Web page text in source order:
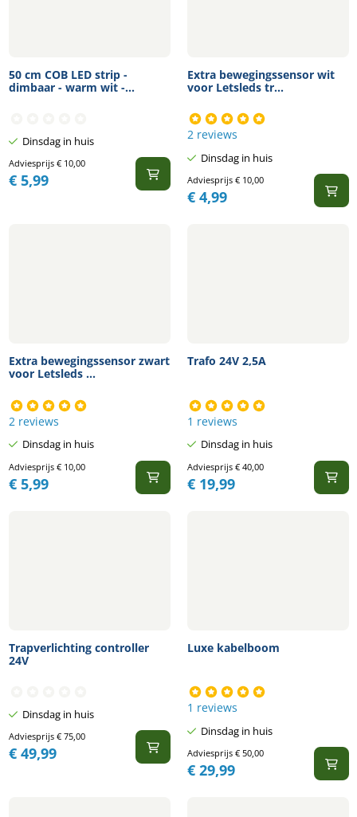
50 cm COB LED strip -
dimbaar - warm wit -...
Dinsdag in huis
Adviesprijs €10,00
€5,99
Extra bewegingssensor wit
voor Letsleds tr...
2 reviews
Dinsdag in huis
Adviesprijs €10,00
€4,99
Extra bewegingssensor zwart
voor Letsleds ...
2 reviews
Dinsdag in huis
Adviesprijs €10,00
€5,99
Trafo 24V 2,5A
1 reviews
Dinsdag in huis
Adviesprijs €40,00
€19,99
Trapverlichting controller
24V
Dinsdag in huis
Adviesprijs €75,00
€49,99
Luxe kabelboom
1 reviews
Dinsdag in huis
Adviesprijs €50,00
€29,99